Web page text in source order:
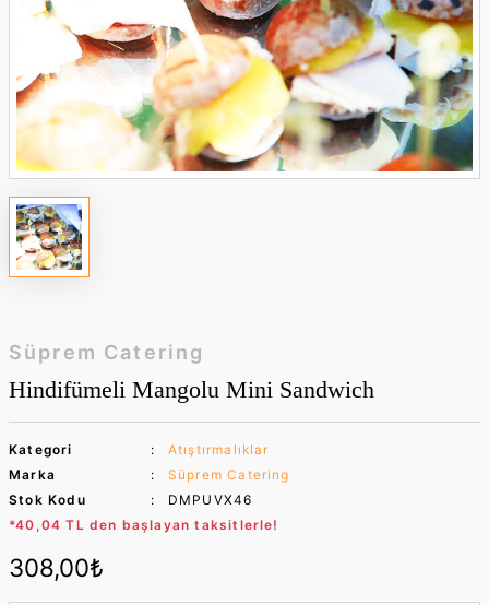
Süprem Catering
Hindifümeli Mangolu Mini Sandwich
Kategori
Atıştırmalıklar
Marka
Süprem Catering
Stok Kodu
DMPUVX46
*40,04 TL den başlayan taksitlerle!
308,00₺